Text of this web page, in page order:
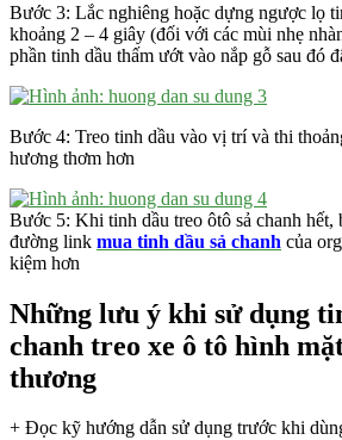
Bước 3: Lắc nghiêng hoặc dựng ngược lọ
khoảng 2 – 4 giây (đối với các mùi nhẹ
phần tinh dầu thấm ướt vào nắp gỗ sau đó
Bước 4: Treo tinh dầu vào vị trí và thi
hương thơm hơn
Bước 5: Khi tinh dầu treo ôtô sả chanh hết,
đường link mua tinh dầu sả chanh của
kiệm hơn
Những lưu ý khi sử dụng
chanh treo xe ô tô hình
thương
+ Đọc kỹ hướng dẫn sử dụng trước khi